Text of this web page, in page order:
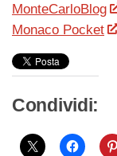
MonteCarloBlog
Monaco Pocket
Condividi: